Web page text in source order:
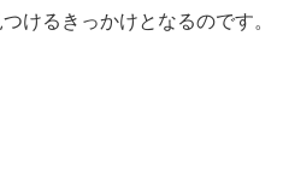
けるきっかけとなるのです。